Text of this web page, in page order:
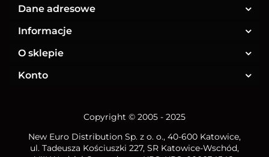
Dane adresowe
Informacje
O sklepie
Konto
Copyright © 2005 - 2025
New Euro Distribution Sp. z o. o., 40-600 Katowice,
ul. Tadeusza Kościuszki 227, SR Katowice-Wschód,